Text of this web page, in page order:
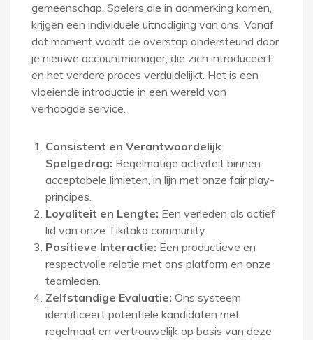
gemeenschap. Spelers die in aanmerking komen,
krijgen een individuele uitnodiging van ons. Vanaf
dat moment wordt de overstap ondersteund door
je nieuwe accountmanager, die zich introduceert
en het verdere proces verduidelijkt. Het is een
vloeiende introductie in een wereld van
verhoogde service.
Consistent en Verantwoordelijk
Spelgedrag: Regelmatige activiteit binnen
acceptabele limieten, in lijn met onze fair play-
principes.
Loyaliteit en Lengte: Een verleden als actief
lid van onze Tikitaka community.
Positieve Interactie: Een productieve en
respectvolle relatie met ons platform en onze
teamleden.
Zelfstandige Evaluatie: Ons systeem
identificeert potentiële kandidaten met
regelmaat en vertrouwelijk op basis van deze